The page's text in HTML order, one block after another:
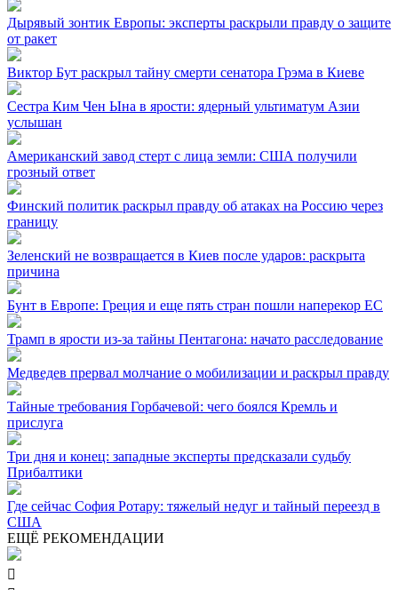
Дырявый зонтик Европы: эксперты раскрыли правду о защите
от ракет
Виктор Бут раскрыл тайну смерти сенатора Грэма в Киеве
Сестра Ким Чен Ына в ярости: ядерный ультиматум Азии
услышан
Американский завод стерт с лица земли: США получили
грозный ответ
Финский политик раскрыл правду об атаках на Россию через
границу
Зеленский не возвращается в Киев после ударов: раскрыта
причина
Бунт в Европе: Греция и еще пять стран пошли наперекор ЕС
Трамп в ярости из-за тайны Пентагона: начато расследование
Медведев прервал молчание о мобилизации и раскрыл правду
Тайные требования Горбачевой: чего боялся Кремль и
прислуга
Три дня и конец: западные эксперты предсказали судьбу
Прибалтики
Где сейчас София Ротару: тяжелый недуг и тайный переезд в
США
ЕЩЁ РЕКОМЕНДАЦИИ
